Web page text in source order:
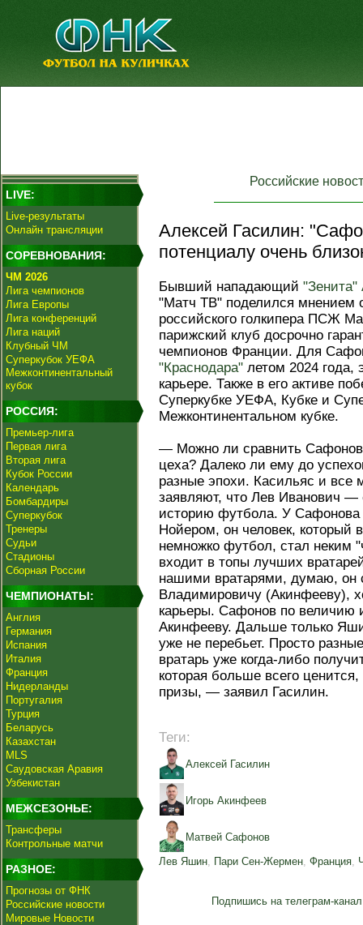
LIVE:
Live-результаты
Онлайн трансляции
СОРЕВНОВАНИЯ:
ЧМ 2026
Лига чемпионов
Лига Европы
Лига конференций
Лига наций
Клубный ЧМ
Суперкубок УЕФА
Межконтинентальный
кубок
РОССИЯ:
Премьер-лига
Первая лига
Вторая лига
Кубок России
Календарь
Бомбардиры
Суперкубок
Тренеры
Судьи
Стадионы
Сборная России
ЧЕМПИОНАТЫ:
Англия
Германия
Испания
Италия
Франция
Нидерланды
Португалия
Турция
Беларусь
Казахстан
MLS
Саудовская Аравия
Узбекистан
МЕЖСЕЗОНЬЕ:
Трансферы
Контрольные матчи
РАЗНОЕ:
Прогнозы от ФНК
Российские новости
Мировые Новости
Российские
Алексей Гасилин:
потенциалу очень
Бывший нападающий "Зенита"
"Матч ТВ" поделился мнением
российского голкипера ПСЖ
парижский клуб досрочно
чемпионов Франции. Для
"Краснодара" летом 2024 года,
карьере. Также в его активе
Суперкубке УЕФА, Кубке и
Межконтинентальном кубке.
— Можно ли сравнить
цеха? Далеко ли ему до
разные эпохи. Касильяс и все
заявляют, что Лев Иванович
историю футбола. У Сафонова
Нойером, он человек, который
немножко футбол, стал неким
входит в топы лучших
нашими вратарями, думаю, он
Владимировичу (Акинфееву),
карьеры. Сафонов по величию
Акинфееву. Дальше только
уже не перебьет. Просто
вратарь уже когда-либо
которая больше всего
призы, — заявил Гасилин.
Теги:
Алексей Гасилин
Игорь Акинфеев
Матвей Сафонов
Лев Яшин, Пари Сен-Жермен, Франция,
Подпишись на телеграм-